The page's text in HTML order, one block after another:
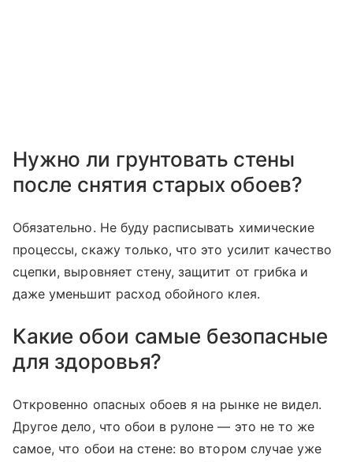
Нужно ли грунтовать стены
после снятия старых обоев?
Обязательно. Не буду расписывать химические
процессы, скажу только, что это усилит качество
сцепки, выровняет стену, защитит от грибка и
даже уменьшит расход обойного клея.
Какие обои самые безопасные
для здоровья?
Откровенно опасных обоев я на рынке не видел.
Другое дело, что обои в рулоне — это не то же
самое, что обои на стене: во втором случае уже